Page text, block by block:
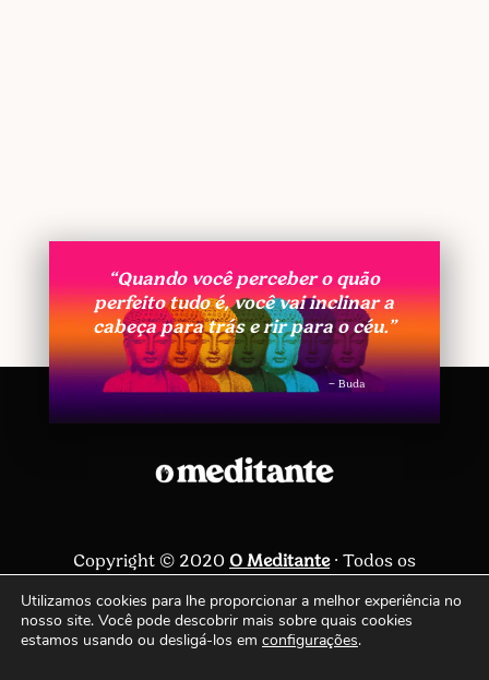
“Quando você perceber o quão
perfeito tudo é, você vai inclinar a
cabeça para trás e rir para o céu.”
– Buda
Copyright © 2020 O Meditante· Todos os
Siga-nos
Utilizamos cookies para lhe proporcionar a melhor experiência no
nosso site. Você pode descobrir mais sobre quais cookies
estamos usando ou desligá-los em configurações.